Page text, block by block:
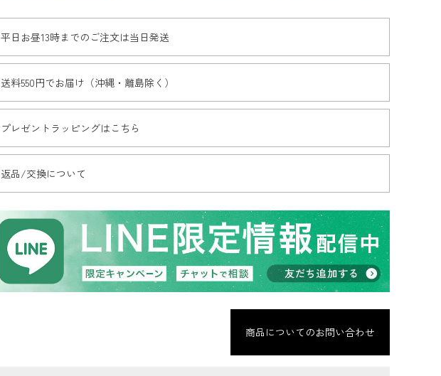
平日お昼13時までのご注文は当日発送
送料550円でお届け（沖縄・離島除く）
プレゼントラッピングはこちら
返品/交換について
商品についてのお問い合わせ